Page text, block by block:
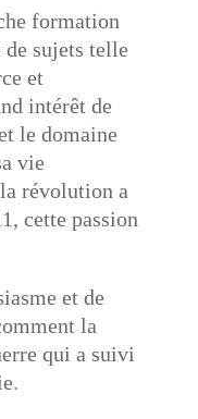
formation
de sujets telle
et
intérêt de
le domaine
vie
révolution a
cette passion
et de
la
qui a suivi